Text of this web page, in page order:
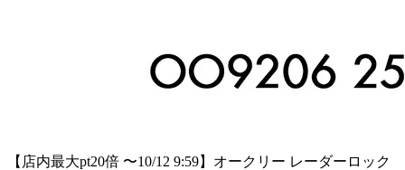
【店内最大pt20倍 〜10/12 9:59】オークリー レーダーロック